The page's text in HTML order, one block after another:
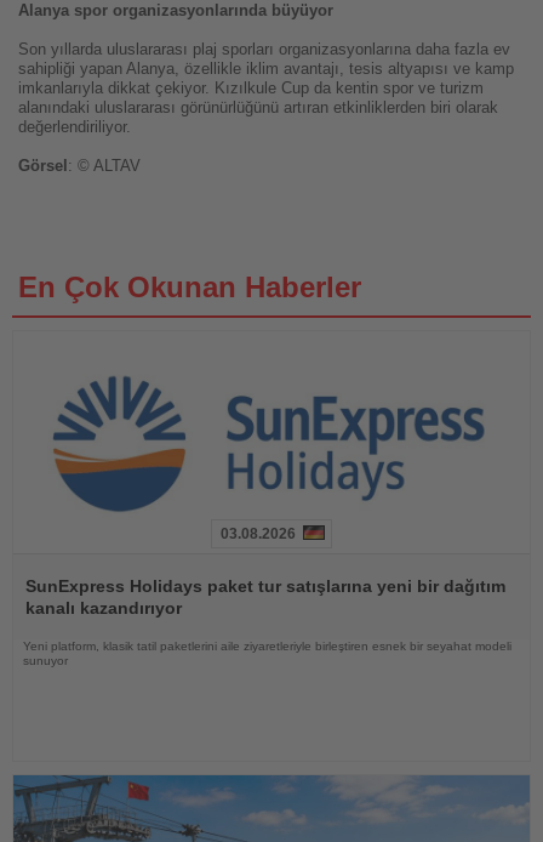
Alanya spor organizasyonlarında büyüyor
Son yıllarda uluslararası plaj sporları organizasyonlarına daha fazla ev
sahipliği yapan Alanya, özellikle iklim avantajı, tesis altyapısı ve kamp
imkanlarıyla dikkat çekiyor. Kızılkule Cup da kentin spor ve turizm
alanındaki uluslararası görünürlüğünü artıran etkinliklerden biri olarak
değerlendiriliyor.
Görsel : © ALTAV
En Çok Okunan Haberler
Oku
03.08.2026
SunExpress Holidays paket tur satışlarına yeni bir dağıtım
kanalı kazandırıyor
Yeni platform, klasik tatil paketlerini aile ziyaretleriyle birleştiren esnek bir seyahat modeli
sunuyor